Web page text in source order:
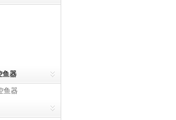
鱼器
鱼器